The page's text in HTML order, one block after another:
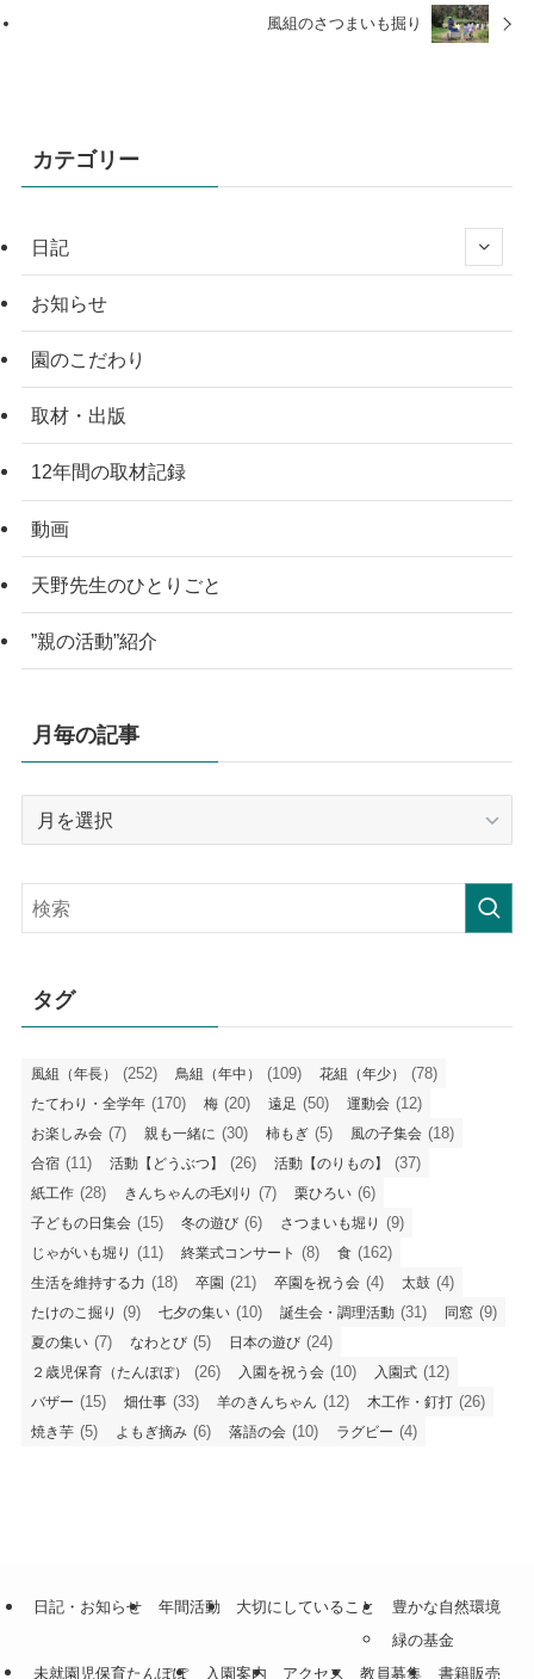
風組のさつまいも掘り
カテゴリー
日記
お知らせ
園のこだわり
取材・出版
12年間の取材記録
動画
天野先生のひとりごと
”親の活動”紹介
月毎の記事
記
事
タグ
風組（年長） (252) 鳥組（年中） (109) 花組（年少） (78)
たてわり・全学年 (170) 梅 (20) 遠足 (50) 運動会 (12)
お楽しみ会 (7) 親も一緒に (30) 柿もぎ (5) 風の子集会 (18)
合宿 (11) 活動【どうぶつ】 (26) 活動【のりもの】 (37)
紙工作 (28) きんちゃんの毛刈り (7) 栗ひろい (6)
子どもの日集会 (15) 冬の遊び (6) さつまいも堀り (9)
じゃがいも堀り (11) 終業式コンサート (8) 食 (162)
生活を維持する力 (18) 卒園 (21) 卒園を祝う会 (4) 太鼓 (4)
たけのこ掘り (9) 七夕の集い (10) 誕生会・調理活動 (31) 同窓 (9)
夏の集い (7) なわとび (5) 日本の遊び (24)
２歳児保育（たんぽぽ） (26) 入園を祝う会 (10) 入園式 (12)
バザー (15) 畑仕事 (33) 羊のきんちゃん (12) 木工作・釘打 (26)
焼き芋 (5) よもぎ摘み (6) 落語の会 (10) ラグビー (4)
日記・お知らせ 年間活動 大切にしていること
豊かな自然環境
緑の基金
未就園児保育たんぽぽ
入園案内 アクセス 教員募集 書籍販売